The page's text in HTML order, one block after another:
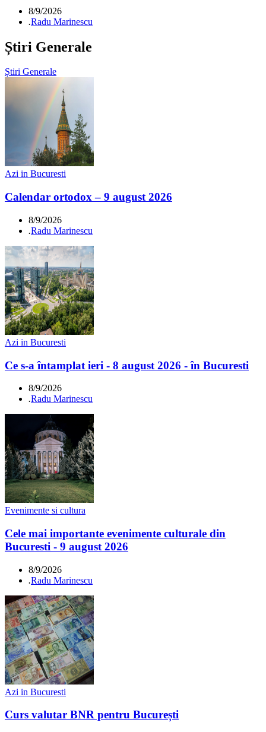
8/9/2026
.Radu Marinescu
Știri Generale
Știri Generale
Azi in Bucuresti
Calendar ortodox – 9 august 2026
8/9/2026
.Radu Marinescu
Azi in Bucuresti
Ce s-a întamplat ieri - 8 august 2026 - în Bucuresti
8/9/2026
.Radu Marinescu
Evenimente si cultura
Cele mai importante evenimente culturale din
Bucuresti - 9 august 2026
8/9/2026
.Radu Marinescu
Azi in Bucuresti
Curs valutar BNR pentru București